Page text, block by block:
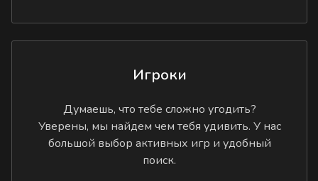
Игроки
Думаешь, что тебе сложно угодить?
Уверены, мы найдем чем тебя удивить. У нас
большой выбор активных игр и удобный
поиск.